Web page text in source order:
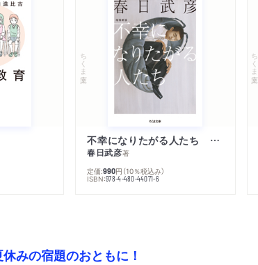
ちくま文庫
不幸になりたがる人たち 増補新版
春日武彦著
定価:990円 （10％税込み）
ISBN:978-4-480-44071-6
ちくま文庫
みの宿題のおともに！